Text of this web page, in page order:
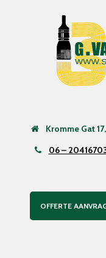
Kromme Gat
06 –
OFFERTE